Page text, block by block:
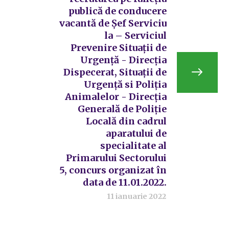
publică de conducere
vacantă de Șef Serviciu
la – Serviciul
Prevenire Situații de
Urgență - Direcția
Dispecerat, Situații de
Urgență si Poliția
Animalelor - Direcția
Generală de Poliție
Locală din cadrul
aparatului de
specialitate al
Primarului Sectorului
5, concurs organizat în
data de 11.01.2022.
11 ianuarie 2022